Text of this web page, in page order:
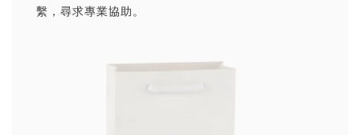
繫，尋求專業協助。